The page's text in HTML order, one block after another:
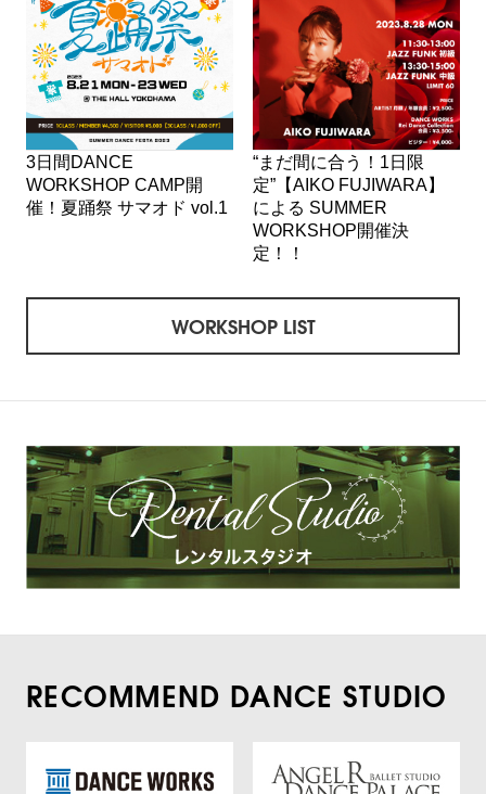
3日間DANCE
WORKSHOP CAMP開
催！夏踊祭 サマオド vol.1
“まだ間に合う！1日限
定”【AIKO FUJIWARA】
による SUMMER
WORKSHOP開催決
定！！
WORKSHOP LIST
RECOMMEND DANCE STUDIO